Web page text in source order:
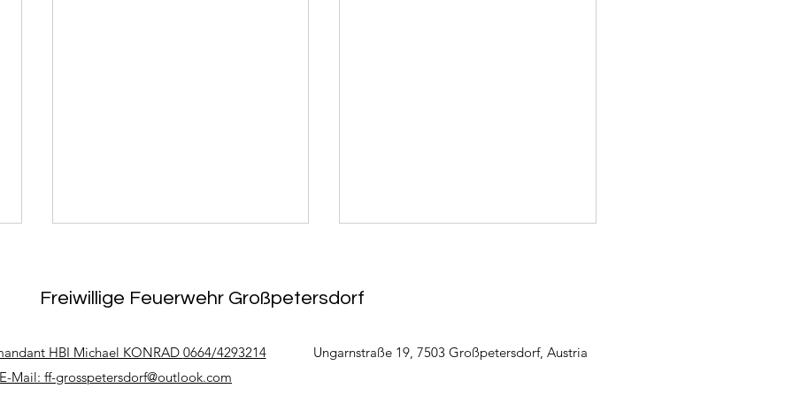
Freiwillige Feuerwehr Großpetersdorf
HBI Michael KONRAD 0664/4293214
E-Mail: ff-grosspetersdorf@outlook.com
Ungarnstraße 19, 7503 Großpetersdorf, Austria